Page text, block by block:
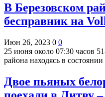
В Березовском
бесправник на
Июн 26, 2023 0 0
25 июня около 07:30 часов
района находясь в
Двое пьяных